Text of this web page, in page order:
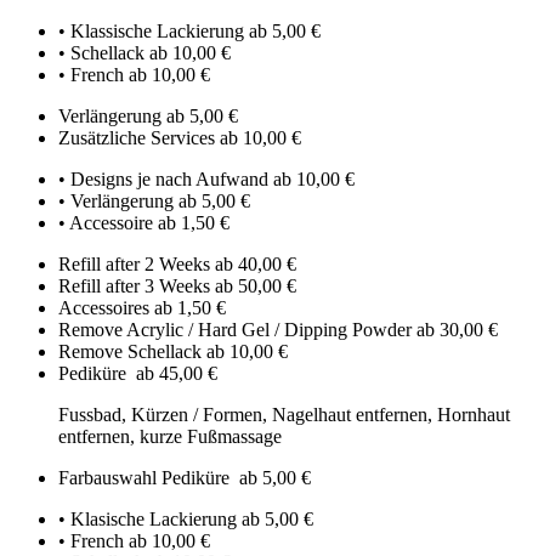
• Klassische Lackierung ab 5,00 €
• Schellack ab 10,00 €
• French ab 10,00 €
Verlängerung ab 5,00 €
Zusätzliche Services ab 10,00 €
• Designs je nach Aufwand ab 10,00 €
• Verlängerung ab 5,00 €
• Accessoire ab 1,50 €
Refill after 2 Weeks ab 40,00 €
Refill after 3 Weeks ab 50,00 €
Accessoires ab 1,50 €
Remove Acrylic / Hard Gel / Dipping Powderab 30,00 €
Remove Schellack ab 10,00 €
Pediküre ab 45,00 €
Fussbad, Kürzen / Formen, Nagelhaut entfernen, Hornhaut
entfernen, kurze Fußmassage
Farbauswahl Pediküre ab 5,00 €
• Klasische Lackierung ab 5,00 €
• French ab 10,00 €